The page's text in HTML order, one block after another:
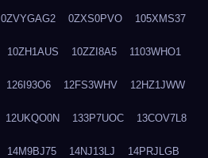
0ZVYGAG2 0ZXS0PVO 105XMS37
10ZH1AUS 10ZZI8A5 1103WHO1
126I93O6 12FS3WHV 12HZ1JWW
12UKQO0N 133P7UOC 13COV7L8
14M9BJ75 14NJ13LJ 14PRJLGB